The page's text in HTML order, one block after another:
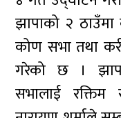
झापाको २
कोण सभा तथा
गरेको छ ।
सभालाई रक्तिम